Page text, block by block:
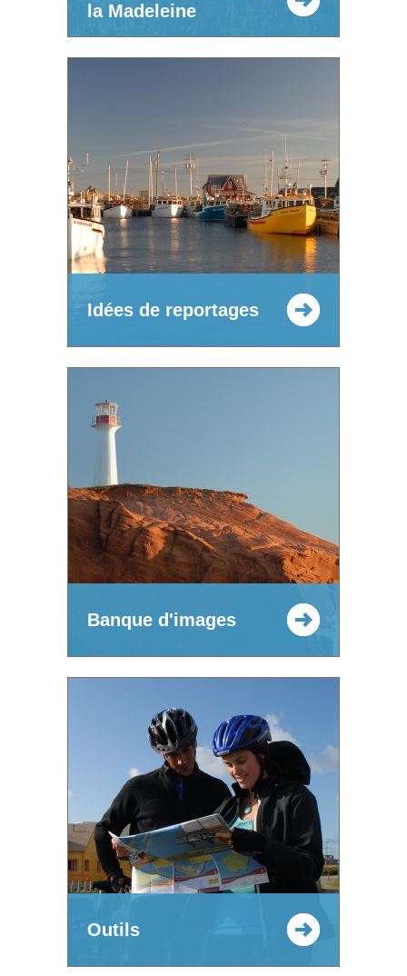
la Madeleine
Idées de reportages
Banque d'images
Outils